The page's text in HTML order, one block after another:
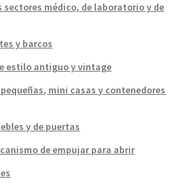
sectores médico, de laboratorio y de
y barcos
estilo antiguo y vintage
mini casas y contenedores
y de puertas
de empujar para abrir